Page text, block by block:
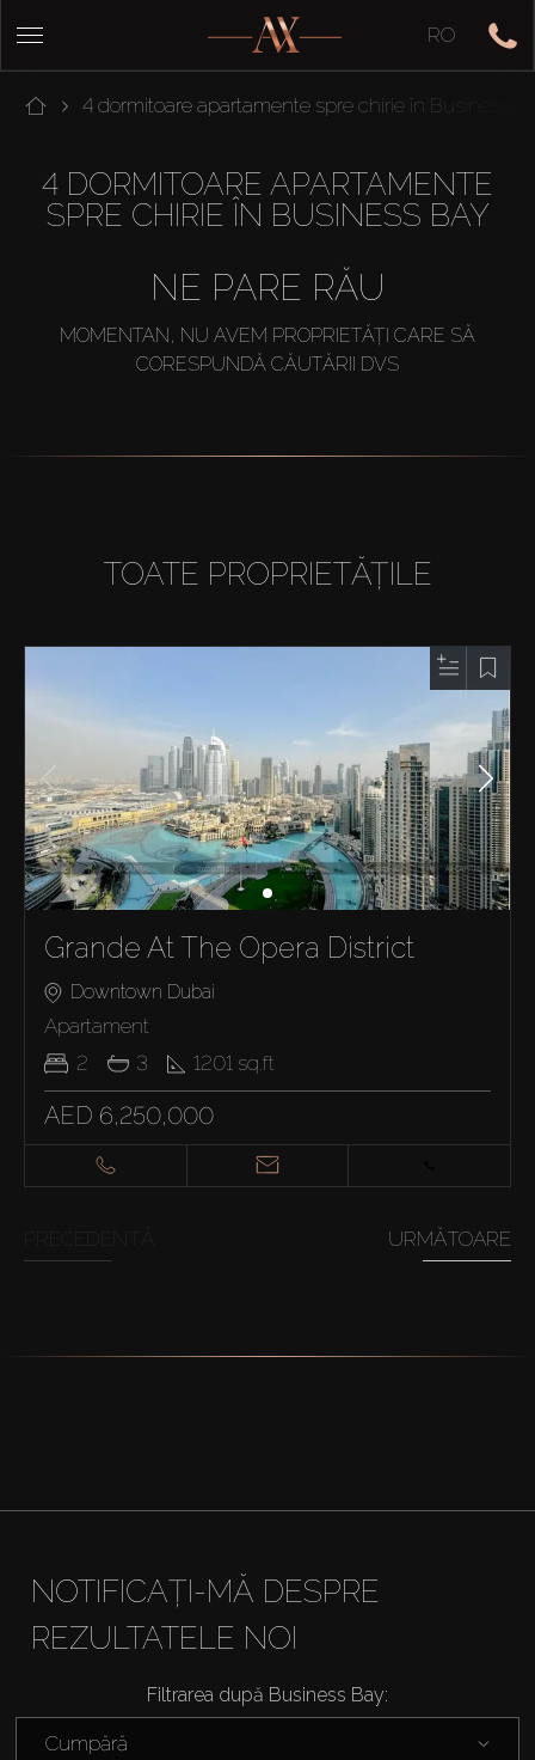
RO
4 dormitoare apartamente spre chirie în Business
4 DORMITOARE APARTAMENTE
SPRE CHIRIE ÎN BUSINESS BAY
NE PARE RĂU
MOMENTAN, NU AVEM PROPRIETĂȚI CARE SĂ
CORESPUNDĂ CĂUTĂRII DVS
TOATE PROPRIETĂȚILE
Grande At The Opera District
Downtown Dubai
Apartament
2
3 1201 sq.ft
AED 6,250,000
URMĂTOARE
NOTIFICAȚI-MĂ DESPRE
REZULTATELE NOI
Filtrarea după Business Bay:
Cumpără